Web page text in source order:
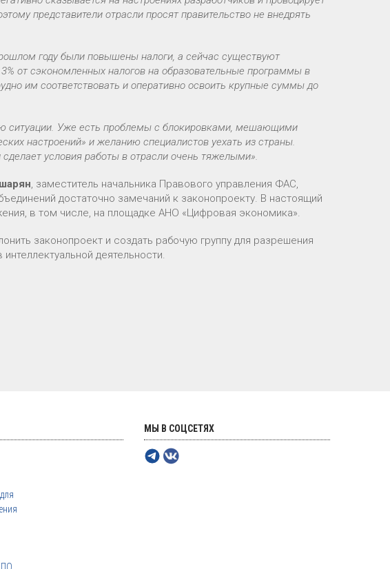
представители отрасли просят правительство не внедрять
году были повышены налоги, а сейчас существуют
от сэкономленных налогов на образовательные программы в
им соответствовать и оперативно освоить крупные суммы до
ситуации. Уже есть проблемы с блокировками, мешающими
настроений» и желанию специалистов уехать из страны.
условия работы в отрасли очень тяжелыми».
, заместитель начальника Правового управления ФАС,
достаточно замечаний к законопроекту. В настоящий
в том числе, на площадке АНО «Цифровая экономика».
законопроект и создать рабочую группу для разрешения
деятельности.
МЫ В СОЦСЕТЯХ